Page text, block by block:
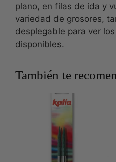
plano, en filas de ida y
variedad de grosores,
desplegable para ver
disponibles.
También te